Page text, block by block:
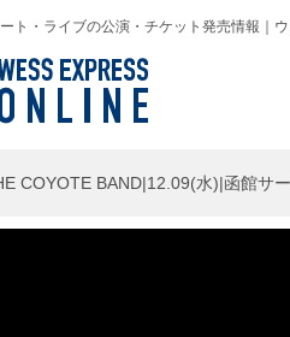
ト・ライブの公演・チケット発売情報｜
COYOTE BAND|12.09(水)|函館サ